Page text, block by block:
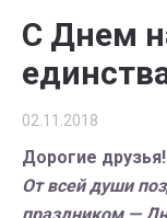
С Днем
02.11.2018
Дорогие друзья!
От всей души